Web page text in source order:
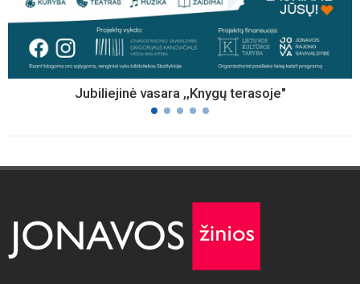
Jubiliejinė vasara ,,Knygų terasoje"